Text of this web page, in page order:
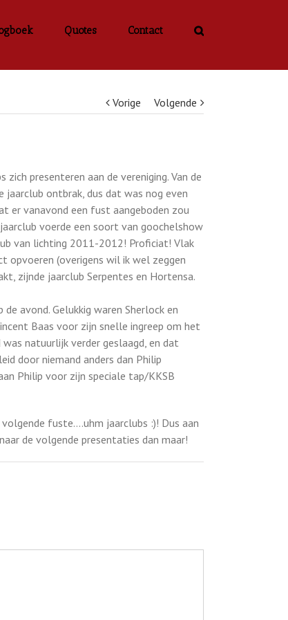
Quotes Contact
Vorige Volgende
presenteren aan de vereniging. Van de
jaarclub ontbrak, dus dat was nog even
er vanavond een fust aangeboden zou
voerde een soort van goochelshow
van lichting 2011-2012! Proficiat! Vlak
opvoeren (overigens wil ik wel zeggen
zijnde jaarclub Serpentes en Hortensa.
avond. Gelukkig waren Sherlock en
Baas voor zijn snelle ingreep om het
natuurlijk verder geslaagd, en dat
door niemand anders dan Philip
Philip voor zijn speciale tap/KKSB
fuste….uhm jaarclubs :)! Dus aan
de volgende presentaties dan maar!